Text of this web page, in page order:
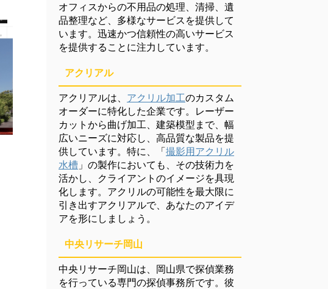
オフィスからの不用品の処理、清掃、遺
品整理など、多様なサービスを提供して
います。迅速かつ信頼性の高いサービス
を提供することに注力しています。
アクリアル
アクリアルは、 アクリル加工のカスタム
オーダーに特化した企業です。レーザー
カットから曲げ加工、建築模型まで、幅
広いニーズに対応し、高品質な製品を提
供しています。特に、「撮影用アクリル
水槽 」の製作においても、その技術力を
活かし、クライアントのイメージを具現
化します。アクリルの可能性を最大限に
引き出すアクリアルで、あなたのアイデ
アを形にしましょう。
中央リサーチ岡山
中央リサーチ岡山は、岡山県で探偵業務
を行っている専門の探偵事務所です。彼